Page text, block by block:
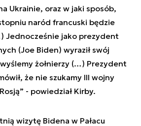
Ukrainie, oraz w jaki sposób,
naród francuski będzie
Jednocześnie jako prezydent
(Joe Biden) wyraził swój
żołnierzy (…) Prezydent
że nie szukamy III wojny
- powiedział Kirby.
wizytę Bidena w Pałacu